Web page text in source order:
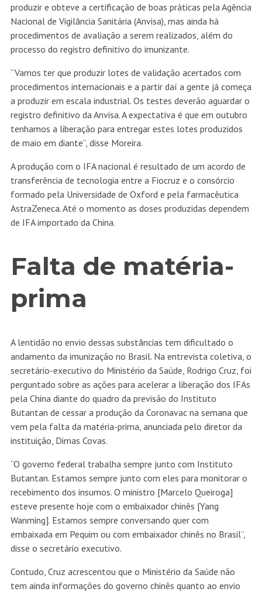
produzir e obteve a certificação de boas práticas pela Agência
Nacional de Vigilância Sanitária (Anvisa), mas ainda há
procedimentos de avaliação a serem realizados, além do
processo do registro definitivo do imunizante.
“Vamos ter que produzir lotes de validação acertados com
procedimentos internacionais e a partir daí a gente já começa
a produzir em escala industrial. Os testes deverão aguardar o
registro definitivo da Anvisa. A expectativa é que em outubro
tenhamos a liberação para entregar estes lotes produzidos
de maio em diante”, disse Moreira.
A produção com o IFA nacional é resultado de um acordo de
transferência de tecnologia entre a Fiocruz e o consórcio
formado pela Universidade de Oxford e pela farmacêutica
AstraZeneca. Até o momento as doses produzidas dependem
de IFA importado da China.
Falta de matéria-
prima
A lentidão no envio dessas substâncias tem dificultado o
andamento da imunização no Brasil. Na entrevista coletiva, o
secretário-executivo do Ministério da Saúde, Rodrigo Cruz, foi
perguntado sobre as ações para acelerar a liberação dos IFAs
pela China diante do quadro da previsão do Instituto
Butantan de cessar a produção da Coronavac na semana que
vem pela falta da matéria-prima, anunciada pelo diretor da
instituição , Dimas Covas.
“O governo federal trabalha sempre junto com Instituto
Butantan. Estamos sempre junto com eles para monitorar o
recebimento dos insumos. O ministro [Marcelo Queiroga]
esteve presente hoje com o embaixador chinês [Yang
Wanming]. Estamos sempre conversando quer com
embaixada em Pequim ou com embaixador chinês no Brasil”,
disse o secretário executivo.
Contudo, Cruz acrescentou que o Ministério da Saúde não
tem ainda informações do governo chinês quanto ao envio